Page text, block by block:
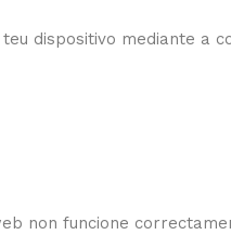
dispositivo mediante a
non funcione